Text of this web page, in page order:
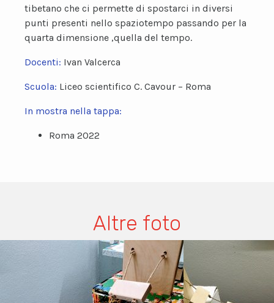
tibetano che ci permette di spostarci in diversi
punti presenti nello spaziotempo passando per la
quarta dimensione ,quella del tempo.
Docenti: Ivan Valcerca
Scuola: Liceo scientifico C. Cavour – Roma
In mostra nella tappa:
Roma 2022
Altre foto